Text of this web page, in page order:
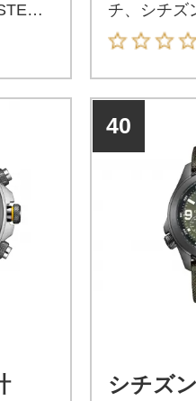
ど
のな
様の
ロマ
チ、シチズ
(プロマス
れだけ潜っ
い深い海の
ダイバーズ
スター「
40
シチ